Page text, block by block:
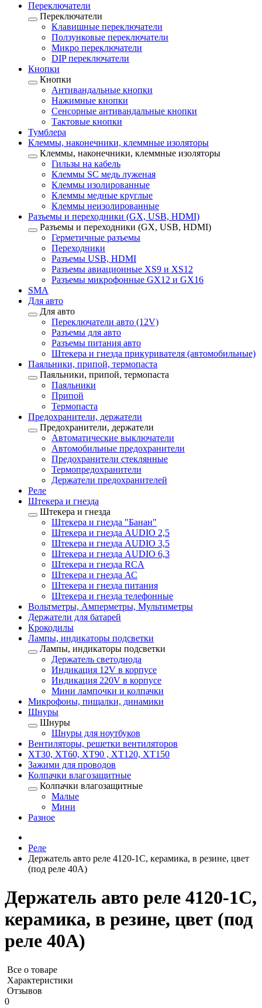
Переключатели
Переключатели
Клавишные переключатели
Ползунковые переключатели
Микро переключатели
DIP переключатели
Кнопки
Кнопки
Антивандальные кнопки
Нажимные кнопки
Сенсорные антивандальные кнопки
Тактовые кнопки
Тумблера
Клеммы, наконечники, клеммные изоляторы
Клеммы, наконечники, клеммные изоляторы
Гильзы на кабель
Клеммы SC медь луженая
Клеммы изолированные
Клеммы медные круглые
Клеммы неизолированные
Разъемы и переходники (GX, USB, HDMI)
Разъемы и переходники (GX, USB, HDMI)
Герметичные разъемы
Переходники
Разъемы USB, HDMI
Разъемы авиационные XS9 и XS12
Разъемы микрофонные GX12 и GX16
SMA
Для авто
Для авто
Переключатели авто (12V)
Разъемы для авто
Разъемы питания авто
Штекера и гнезда прикуривателя (автомобильные)
Паяльники, припой, термопаста
Паяльники, припой, термопаста
Паяльники
Припой
Термопаста
Предохранители, держатели
Предохранители, держатели
Автоматические выключатели
Автомобильные предохранители
Предохранители стеклянные
Термопредохранители
Держатели предохранителей
Реле
Штекера и гнезда
Штекера и гнезда
Штекера и гнезда "Банан"
Штекера и гнезда AUDIO 2,5
Штекера и гнезда AUDIO 3,5
Штекера и гнезда AUDIO 6,3
Штекера и гнезда RCA
Штекера и гнезда АС
Штекера и гнезда питания
Штекера и гнезда телефонные
Вольтметры, Амперметры, Мультиметры
Держатели для батарей
Крокодилы
Лампы, индикаторы подсветки
Лампы, индикаторы подсветки
Держатель светодиода
Индикация 12V в корпусе
Индикация 220V в корпусе
Мини лампочки и колпачки
Микрофоны, пищалки, динамики
Шнуры
Шнуры
Шнуры для ноутбуков
Вентиляторы, решетки вентиляторов
XT30, XT60, XT90 , XT120, XT150
Зажими для проводов
Колпачки влагозащитные
Колпачки влагозащитные
Малые
Мини
Разное
Реле
Держатель авто реле 4120-1С, керамика, в резине, цвет
(под реле 40А)
Держатель авто реле 4120-1С,
керамика, в резине, цвет (под
реле 40А)
Все о товаре
Характеристики
Отзывов
0